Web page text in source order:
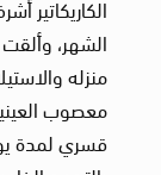
الشهر،
منزله
معصوب
قسري لمدة